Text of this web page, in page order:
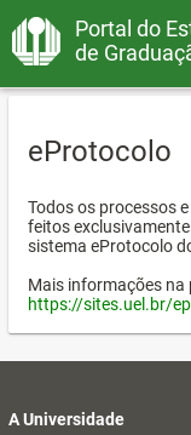
Portal do
de
eProtocolo
Todos os processos
feitos
sistema eProtocolo
Mais informações na
https://sites.uel.br/
A Universidade